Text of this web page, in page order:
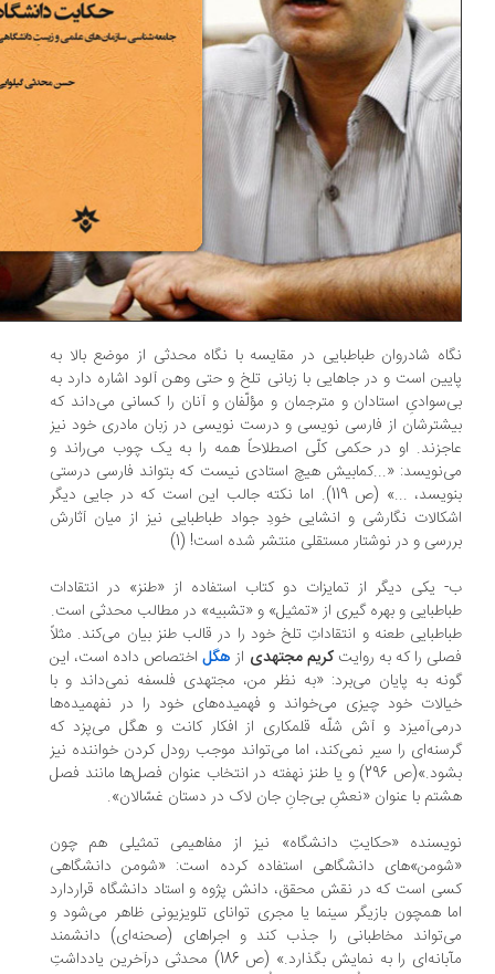
شادروان طباطبایی در مقایسه با نگاه محدثی از موضع بالا به
است و در جاهایی با زبانی تلخ و حتی وهن آلود اشاره دارد به
استادان و مترجمان و مؤلّفان و آنان را کسانی می‌داند که
از فارسی نویسی و درست نویسی در زبان مادری خود نیز
او در حکمی کلّی اصطلاحاً همه را به یک چوب می‌راند و
«...کمابیش هیچ استادی نیست که بتواند فارسی درستی
بنویسد، ...» (ص 119). اما نکته جالب این است که در جایی دیگر
نگارشی و انشایی خودِ جواد طباطبایی نیز از میان آثارش
و در نوشتار مستقلی منتشر شده است! (1)
یکی دیگر از تمایزات دو کتاب استفاده از «طنز» در انتقادات
و بهره گیری از «تمثیل» و «تشبیه» در مطالب محدثی است.
طعنه و انتقاداتِ تلخ خود را در قالب طنز بیان می‌کند. مثلاً
را که به روایت کریم مجتهدیازهگل اختصاص داده است، این
به پایان می‌برد: «به نظر من، مجتهدی فلسفه نمی‌داند و با
خود چیزی می‌خواند و فهمیده‌های خود را در نفهمیده‌ها
و آش شلّه قلمکاری از افکار کانت و هگل می‌پزد که
را سیر نمی‌کند، اما می‌تواند موجب رودل کردن خواننده نیز
بشود.»(ص 296) و یا طنز نهفته در انتخاب عنوان فصل‌ها مانند فصل
با عنوان «نعشِ بی‌جانِ جان لاک در دستان غسّالان».
«حکایتِ دانشگاه» نیز از مفاهیمی تمثیلی هم چون
دانشگاهی استفاده کرده است: «شومن دانشگاهی
است که در نقش محقق، دانش پژوه و استاد دانشگاه قراردارد
همچون بازیگر سینما یا مجری توانای تلویزیونی ظاهر می‌شود و
مخاطبانی را جذب کند و اجراهای (صحنه‌ای) دانشمند
مآبانه‌ای را به نمایش بگذارد.» (ص 186) محدثی درآخرین یادداشتِ